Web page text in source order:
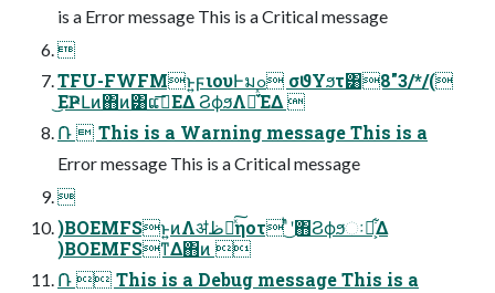
is a Error message This is a Critical message

TFU-FWFMͱ͍͏ϝιουͰมߋ σϑΥϧτ͸8"3/*/(
͜ΕҎԼͷ΋ͷ͸ແࢹ͞ΕΔ ϨϕϧΛԼ͛ͯΈΔ 
݁Ռ  This is a Warning message This is a
Error message This is a Critical message

)BOEMFSͱ͍͏ͷΛॳظԽͯ͠ηοτ ͬͪ͜ʹ΋Ϩϕϧઃఆ͕͋Δ
)BOEMFSͳΔ΋ͷ 
݁Ռ  This is a Debug message This is a